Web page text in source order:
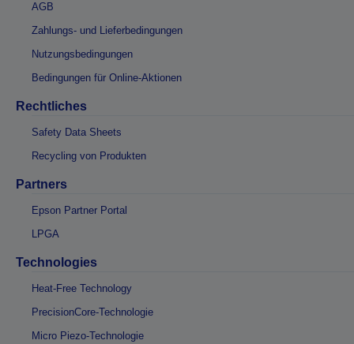
AGB
Zahlungs- und Lieferbedingungen
Nutzungsbedingungen
Bedingungen für Online-Aktionen
Rechtliches
Safety Data Sheets
Recycling von Produkten
Partners
Epson Partner Portal
LPGA
Technologies
Heat-Free Technology
PrecisionCore-Technologie
Micro Piezo-Technologie